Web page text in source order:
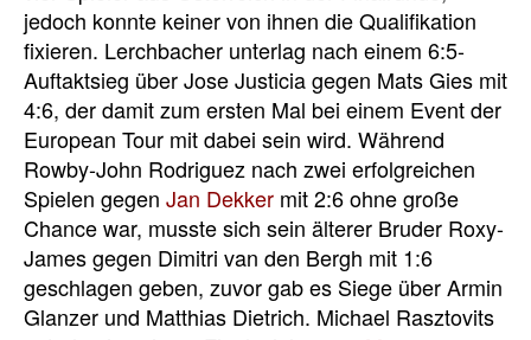
jedoch konnte keiner von ihnen die Qualifikation
fixieren. Lerchbacher unterlag nach einem 6:5-
Auftaktsieg über Jose Justicia gegen Mats Gies mit
4:6, der damit zum ersten Mal bei einem Event der
European Tour mit dabei sein wird. Während
Rowby-John Rodriguez nach zwei erfolgreichen
Spielen gegen Jan Dekker mit 2:6 ohne große
Chance war, musste sich sein älterer Bruder Roxy-
James gegen Dimitri van den Bergh mit 1:6
geschlagen geben, zuvor gab es Siege über Armin
Glanzer und Matthias Dietrich. Michael Rasztovits